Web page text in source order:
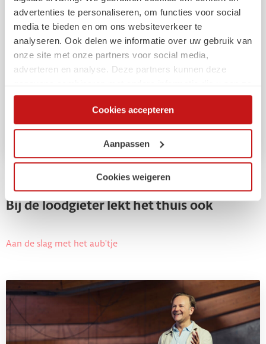
advertenties te personaliseren, om functies voor social
media te bieden en om ons websiteverkeer te
analyseren. Ook delen we informatie over uw gebruik van
onze site met onze partners voor social media,
adverteren en analyse. Deze partners kunnen deze
heeft verstrekt of die ze hebben verzameld op basis van
uw gebruik van hun services. Via de cookieverklaring op
onze website kunt u uw toestemming op elk moment
Cookies accepteren
Aanpassen
Cookies weigeren
Nieuwste vakkennis
Bij de loodgieter lekt het thuis ook
Aan de slag met het aub'tje